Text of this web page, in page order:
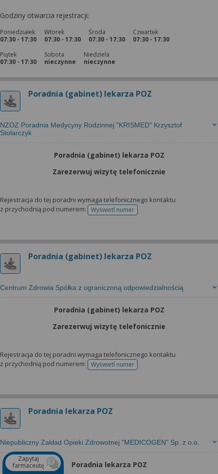
Godziny otwarcia rejestracji:
Poniedziałek
07:30 - 17:30
Wtorek
07:30 - 17:30
Środa
07:30 - 17:30
Czwartek
07:30 - 17:30
Piątek
07:30 - 17:30
Sobota
nieczynne
Niedziela
nieczynne
Poradnia (gabinet) lekarza POZ
NZOZ Poradnia Medycyny Rodzinnej "KRISMED" Krzysztof
Stolarczyk
Poradnia (gabinet) lekarza POZ
Zarezerwuj wizytę telefonicznie
Rejestracja do tej poradni wymaga telefonicznego kontaktu
z przychodnią pod numerem:
Wyświetl numertelefonu do rejestracji
Poradnia (gabinet) lekarza POZ
Centrum Zdrowia Spółka z ograniczoną odpowiedzialnością
Poradnia (gabinet) lekarza POZ
Zarezerwuj wizytę telefonicznie
Rejestracja do tej poradni wymaga telefonicznego kontaktu
z przychodnią pod numerem:
Wyświetl numertelefonu do rejestracji
Poradnia lekarza POZ
Niepubliczny Zakład Opieki Zdrowotnej "MEDICOGEN" Sp. z o.o.
Poradnia lekarza POZ
Zapytaj
farmaceutę